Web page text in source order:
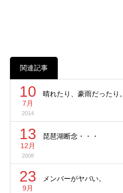
関連記事
10
7月
2014
晴れたり、豪雨だったり。
13
12月
2008
琵琶湖断念・・・
23
9月
メンバーがヤバい。